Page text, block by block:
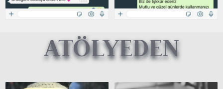
ATÖLYEDEN